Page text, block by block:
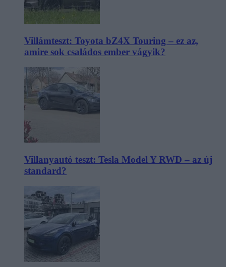
Villámteszt: Toyota bZ4X Touring – ez az,
amire sok családos ember vágyik?
Villanyautó teszt: Tesla Model Y RWD – az új
standard?